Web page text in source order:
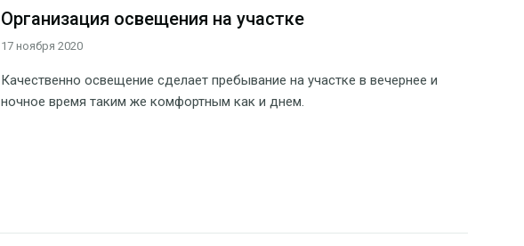
Организация освещения на участке
17 ноября 2020
Качественно освещение сделает пребывание на участке в вечернее и
ночное время таким же комфортным как и днем.